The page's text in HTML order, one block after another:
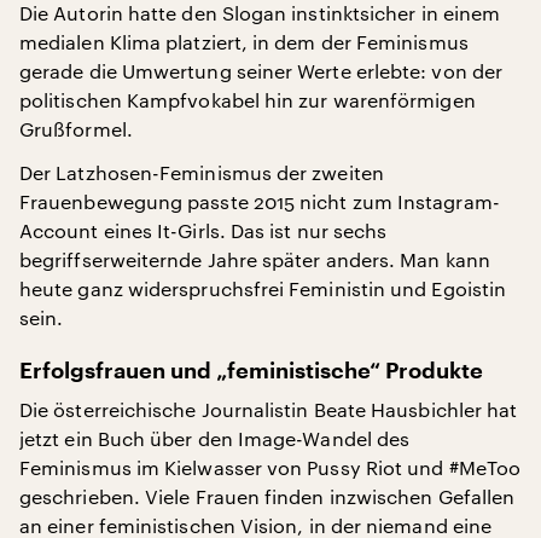
Die Autorin hatte den Slogan instinktsicher in einem
medialen Klima platziert, in dem der Feminismus
gerade die Umwertung seiner Werte erlebte: von der
politischen Kampfvokabel hin zur warenförmigen
Grußformel.
Der Latzhosen-Feminismus der zweiten
Frauenbewegung passte 2015 nicht zum Instagram-
Account eines It-Girls. Das ist nur sechs
begriffserweiternde Jahre später anders. Man kann
heute ganz widerspruchsfrei Feministin und Egoistin
sein.
Erfolgsfrauen und „feministische“ Produkte
Die österreichische Journalistin Beate Hausbichler hat
jetzt ein Buch über den Image-Wandel des
Feminismus im Kielwasser von Pussy Riot und #MeToo
geschrieben. Viele Frauen finden inzwischen Gefallen
an einer feministischen Vision, in der niemand eine